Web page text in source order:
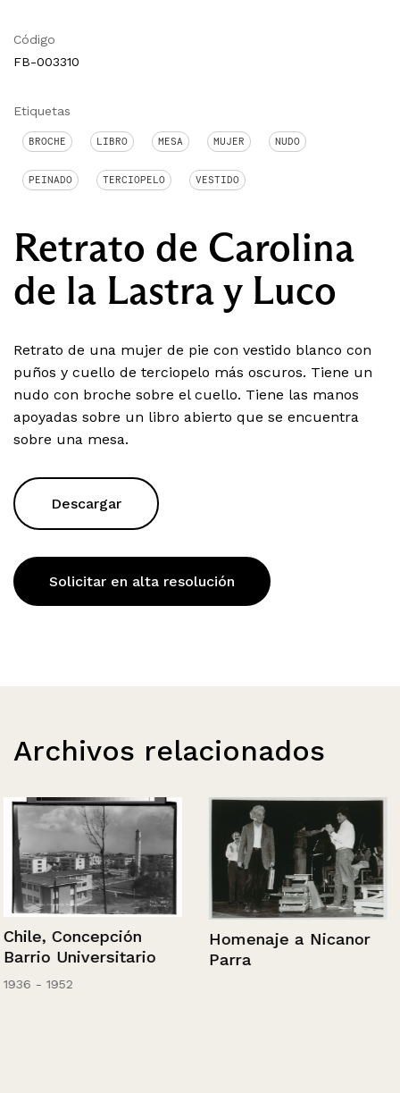
Código
FB-003310
Etiquetas
BROCHE LIBRO MESA MUJER NUDO
PEINADO TERCIOPELO VESTIDO
Retrato de Carolina
de la Lastra y Luco
Retrato de una mujer de pie con vestido blanco con
puños y cuello de terciopelo más oscuros. Tiene un
nudo con broche sobre el cuello. Tiene las manos
apoyadas sobre un libro abierto que se encuentra
sobre una mesa.
Descargar
Solicitar en alta resolución
Archivos relacionados
Chile, Concepción
Barrio Universitario
1936 - 1952
Homenaje a Nicanor
Parra